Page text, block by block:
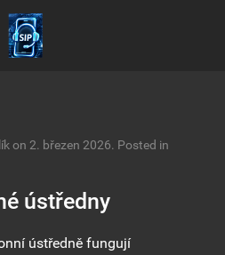
on 2. březen 2026. Posted in
ústředny
ústředně fungují